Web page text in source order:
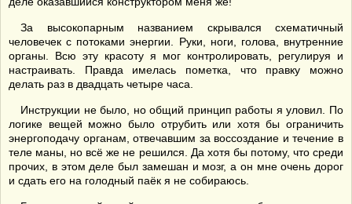
За высокопарным названием скрывался схематичный
человечек с потоками энергии. Руки, ноги, голова, внутренние
органы. Всю эту красоту я мог контролировать, регулируя и
настраивать. Правда имелась пометка, что правку можно
делать раз в двадцать четыре часа.
Инструкции не было, но общий принцип работы я уловил. По
логике вещей можно было отрубить или хотя бы ограничить
энергоподачу органам, отвечавшим за воссоздание и течение в
теле маны, но всё же не решился. Да хотя бы потому, что среди
прочих, в этом деле был замешан и мозг, а он мне очень дорог
и сдать его на голодный паёк я не собираюсь.